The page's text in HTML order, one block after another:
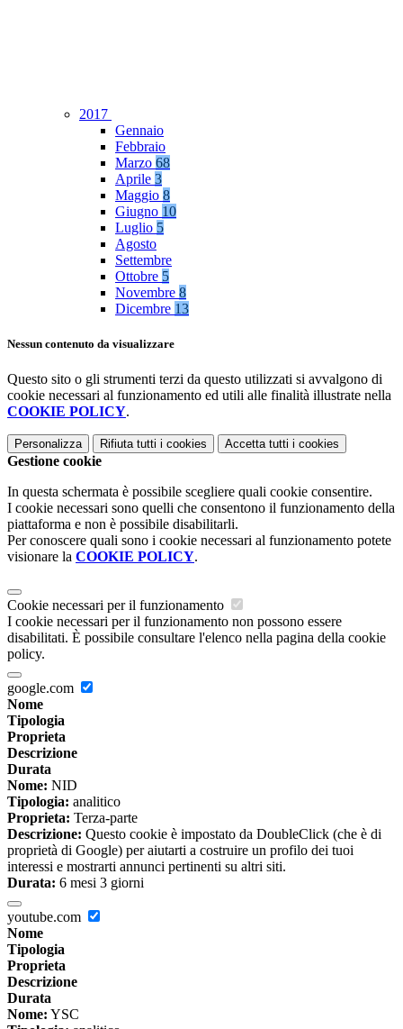
2017
Gennaio
Febbraio
Marzo 68
Aprile 3
Maggio 8
Giugno 10
Luglio 5
Agosto
Settembre
Ottobre 5
Novembre 8
Dicembre 13
Nessun contenuto da visualizzare
Questo sito o gli strumenti terzi da questo utilizzati si avvalgono di
cookie necessari al funzionamento ed utili alle finalità illustrate nella
COOKIE POLICY.
Personalizza Rifiuta tutti i cookies Accetta tutti i cookies
Gestione cookie
In questa schermata è possibile scegliere quali cookie consentire.
I cookie necessari sono quelli che consentono il funzionamento della
piattaforma e non è possibile disabilitarli.
Per conoscere quali sono i cookie necessari al funzionamento potete
visionare la COOKIE POLICY.
Cookie necessari per il funzionamento
I cookie necessari per il funzionamento non possono essere
disabilitati. È possibile consultare l'elenco nella pagina della cookie
policy.
google.com
Nome
Tipologia
Proprieta
Descrizione
Durata
Nome: NID
Tipologia: analitico
Proprieta: Terza-parte
Descrizione: Questo cookie è impostato da DoubleClick (che è di
proprietà di Google) per aiutarti a costruire un profilo dei tuoi
interessi e mostrarti annunci pertinenti su altri siti.
Durata: 6 mesi 3 giorni
youtube.com
Nome
Tipologia
Proprieta
Descrizione
Durata
Nome: YSC